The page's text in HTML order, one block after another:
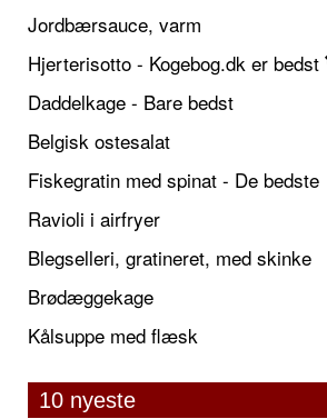
Jordbærsauce, varm
Hjerterisotto - Kogebog.dk er bedst
Daddelkage - Bare bedst
Belgisk ostesalat
Fiskegratin med spinat - De bedste
Ravioli i airfryer
Blegselleri, gratineret, med skinke
Brødæggekage
Kålsuppe med flæsk
10 nyeste